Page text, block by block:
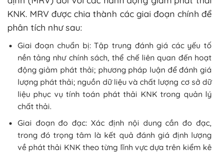
KNK. MRV được chia thành các giai đoạn chính để
phân tích như sau:
Giai đoạn chuẩn bị: Tập trung đánh giá các yếu tố
nền tảng như chính sách, thể chế liên quan đến hoạt
động giảm phát thải; phương pháp luận để đánh giá
lượng phát thải; nguồn dữ liệu và chất lượng cơ sở dữ
liệu phục vụ tính toán phát thải KNK trong quản lý
chất thải.
Giai đoạn đo đạc: Xác định nội dung cần đo đạc,
trong đó trọng tâm là kết quả đánh giá định lượng
về phát thải KNK theo từng lĩnh vực dựa trên kiểm kê